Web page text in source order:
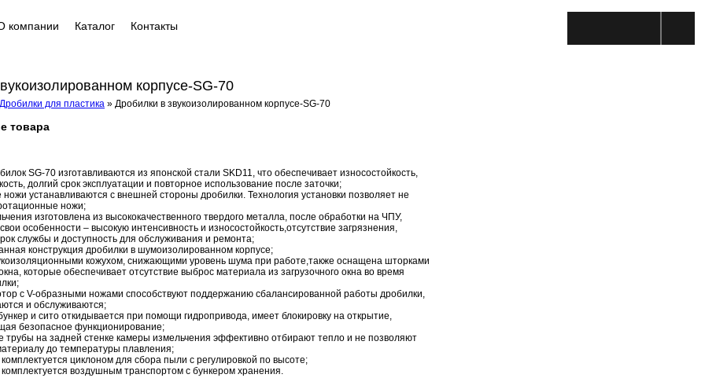
компании Каталог Контакты
корпусе-SG-70
Дробилки для пластика » Дробилки в звукоизолированном корпусе-SG-70
товара
SG-70 изготавливаются из японской стали SKD11, что обеспечивает износостойкость,
долгий срок эксплуатации и повторное использование после заточки;
устанавливаются с внешней стороны дробилки. Технология установки позволяет не
ножи;
изготовлена из высококачественного твердого металла, после обработки на ЧПУ,
особенности – высокую интенсивность и износостойкость,отсутствие загрязнения,
службы и доступность для обслуживания и ремонта;
конструкция дробилки в шумоизолированном корпусе;
кожухом, снижающими уровень шума при работе,также оснащена шторками
которые обеспечивает отсутствие выброс материала из загрузочного окна во время
с V-образными ножами способствуют поддержанию сбалансированной работы дробилки,
и обслуживаются;
и сито откидывается при помощи гидропривода, имеет блокировку на открытие,
безопасное функционирование;
на задней стенке камеры измельчения эффективно отбирают тепло и не позволяют
до температуры плавления;
циклоном для сбора пыли с регулировкой по высоте;
воздушным транспортом с бункером хранения.